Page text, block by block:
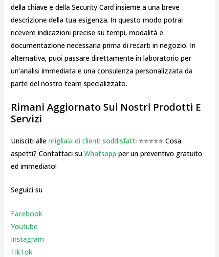
della chiave e della Security Card insieme a una breve
descrizione della tua esigenza. In questo modo potrai
ricevere indicazioni precise su tempi, modalità e
documentazione necessaria prima di recarti in negozio. In
alternativa, puoi passare direttamente in laboratorio per
un’analisi immediata e una consulenza personalizzata da
parte del nostro team specializzato.
Rimani Aggiornato Sui Nostri Prodotti E
Servizi
Unisciti alle migliaia di clienti soddisfatti⭐⭐⭐⭐⭐ Cosa
aspetti? Contattaci su Whatsapp per un preventivo gratuito
ed immediato!
Seguici su
Facebook
Youtube
Instagram
TikTok